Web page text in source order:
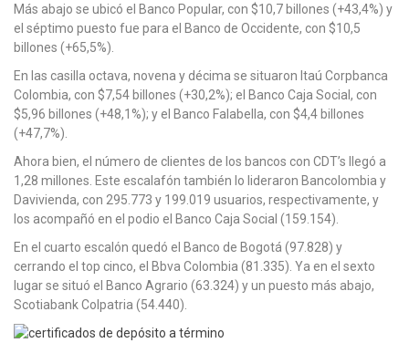
Más abajo se ubicó el Banco Popular, con $10,7 billones (+43,4%) y
el séptimo puesto fue para el Banco de Occidente, con $10,5
billones (+65,5%).
En las casilla octava, novena y décima se situaron Itaú Corpbanca
Colombia, con $7,54 billones (+30,2%); el Banco Caja Social, con
$5,96 billones (+48,1%); y el Banco Falabella, con $4,4 billones
(+47,7%).
Ahora bien, el número de clientes de los bancos con CDT’s llegó a
1,28 millones. Este escalafón también lo lideraron Bancolombia y
Davivienda, con 295.773 y 199.019 usuarios, respectivamente, y
los acompañó en el podio el Banco Caja Social (159.154).
En el cuarto escalón quedó el Banco de Bogotá (97.828) y
cerrando el top cinco, el Bbva Colombia (81.335). Ya en el sexto
lugar se situó el Banco Agrario (63.324) y un puesto más abajo,
Scotiabank Colpatria (54.440).